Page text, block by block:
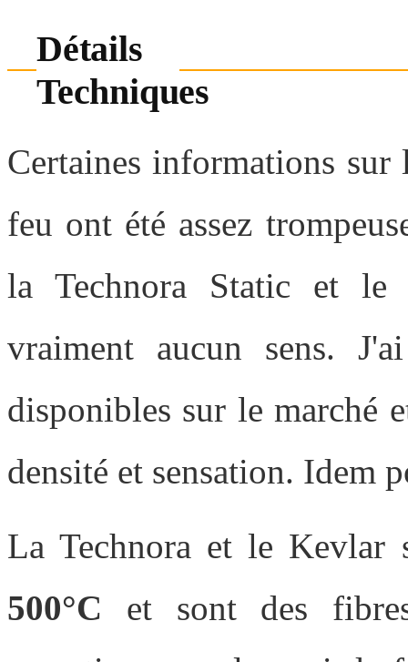
Détails
Techniques
Certaines informations sur
feu ont été assez
la Technora Static et le
vraiment aucun sens.
disponibles sur le marché
densité et sensation. Idem
La Technora et le Kevlar
500°C et sont des